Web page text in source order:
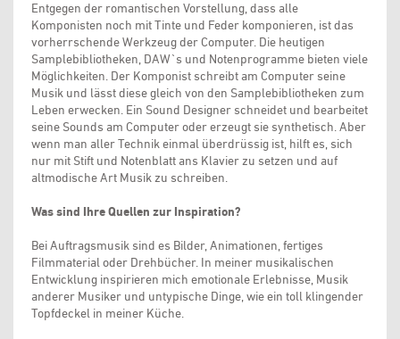
Entgegen der romantischen Vorstellung, dass alle
Komponisten noch mit Tinte und Feder komponieren, ist das
vorherrschende Werkzeug der Computer. Die heutigen
Samplebibliotheken, DAW`s und Notenprogramme bieten viele
Möglichkeiten. Der Komponist schreibt am Computer seine
Musik und lässt diese gleich von den Samplebibliotheken zum
Leben erwecken. Ein Sound Designer schneidet und bearbeitet
seine Sounds am Computer oder erzeugt sie synthetisch. Aber
wenn man aller Technik einmal überdrüssig ist, hilft es, sich
nur mit Stift und Notenblatt ans Klavier zu setzen und auf
altmodische Art Musik zu schreiben.
Was sind Ihre Quellen zur Inspiration?
Bei Auftragsmusik sind es Bilder, Animationen, fertiges
Filmmaterial oder Drehbücher. In meiner musikalischen
Entwicklung inspirieren mich emotionale Erlebnisse, Musik
anderer Musiker und untypische Dinge, wie ein toll klingender
Topfdeckel in meiner Küche.